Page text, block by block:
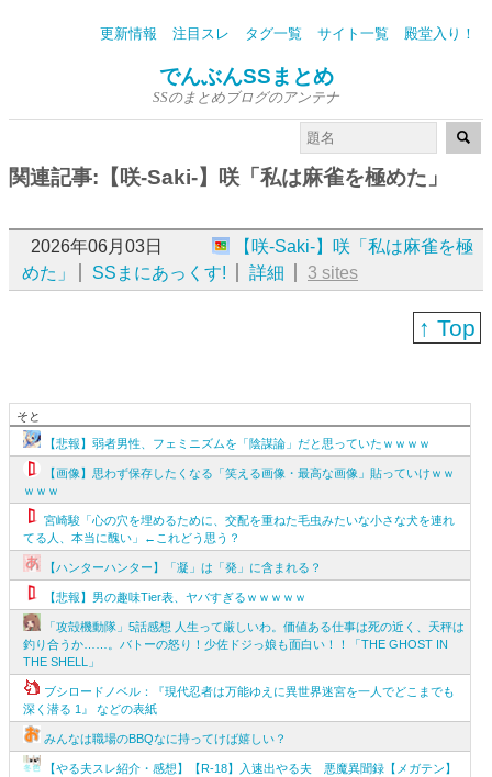
更新情報 注目スレ タグ一覧 サイト一覧 殿堂入り！
でんぶんSSまとめ
SSのまとめブログのアンテナ
関連記事:【咲-Saki-】咲「私は麻雀を極めた」
2026年06月03日
【咲-Saki-】咲「私は麻雀を極
めた」
SSまにあっくす! 詳細 3 sites
↑ Top
そと
【悲報】弱者男性、フェミニズムを「陰謀論」だと思っていたｗｗｗｗ
【画像】思わず保存したくなる「笑える画像・最高な画像」貼っていけｗｗ
ｗｗｗ
宮崎駿「心の穴を埋めるために、交配を重ねた毛虫みたいな小さな犬を連れ
てる人、本当に醜い」←これどう思う？
【ハンターハンター】「凝」は「発」に含まれる？
【悲報】男の趣味Tier表、ヤバすぎるｗｗｗｗｗ
「攻殻機動隊」5話感想 人生って厳しいわ。価値ある仕事は死の近く、天秤は
釣り合うか……。バトーの怒り！少佐ドジっ娘も面白い！！「THE GHOST IN
THE SHELL」
ブシロードノベル：『現代忍者は万能ゆえに異世界迷宮を一人でどこまでも
深く潜る 1』 などの表紙
みんなは職場のBBQなに持ってけば嬉しい？
【やる夫スレ紹介・感想】【R-18】入速出やる夫 悪魔異聞録【メガテン】